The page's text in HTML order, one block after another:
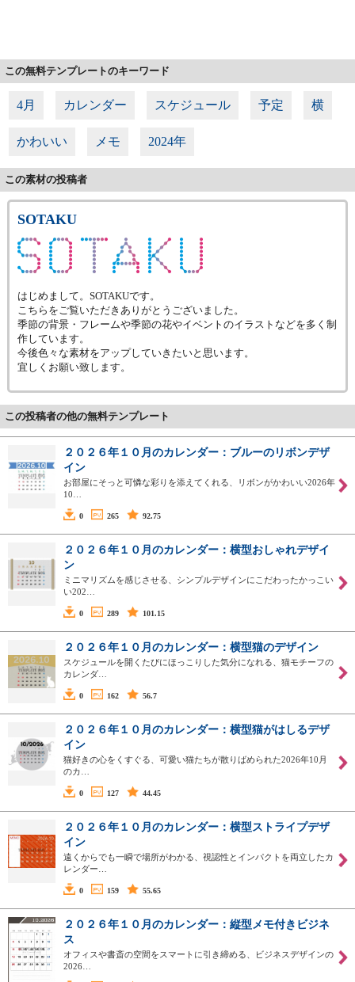
この無料テンプレートのキーワード
4月 カレンダー スケジュール 予定 横
かわいい メモ 2024年
この素材の投稿者
SOTAKU
はじめまして。SOTAKUです。
こちらをご覧いただきありがとうございました。
季節の背景・フレームや季節の花やイベントのイラストなどを多く制
作しています。
今後色々な素材をアップしていきたいと思います。
宜しくお願い致します。
この投稿者の他の無料テンプレート
２０２６年１０月のカレンダー：ブルーのリボンデザ
イン
お部屋にそっと可憐な彩りを添えてくれる、リボンがかわいい2026年
10…
0 265 92.75
２０２６年１０月のカレンダー：横型おしゃれデザイ
ン
ミニマリズムを感じさせる、シンプルデザインにこだわったかっこい
い202…
0 289 101.15
２０２６年１０月のカレンダー：横型猫のデザイン
スケジュールを開くたびにほっこりした気分になれる、猫モチーフの
カレンダ…
0 162 56.7
２０２６年１０月のカレンダー：横型猫がはしるデザ
イン
猫好きの心をくすぐる、可愛い猫たちが散りばめられた2026年10月
のカ…
0 127 44.45
２０２６年１０月のカレンダー：横型ストライプデザ
イン
遠くからでも一瞬で場所がわかる、視認性とインパクトを両立したカ
レンダー…
0 159 55.65
２０２６年１０月のカレンダー：縦型メモ付きビジネ
ス
オフィスや書斎の空間をスマートに引き締める、ビジネスデザインの
2026…